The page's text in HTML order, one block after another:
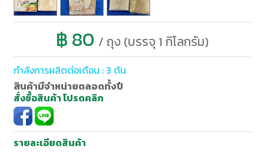
฿ 80 / ถุง (บรรจุ 1 กิโลกรัม)
กำลังการผลิตต่อเดือน : 3 ตัน
สินค้ามีจำหน่ายตลอดทั้งปี
สั่งซื้อสินค้า โปรดคลิก
รายละเอียดสินค้า